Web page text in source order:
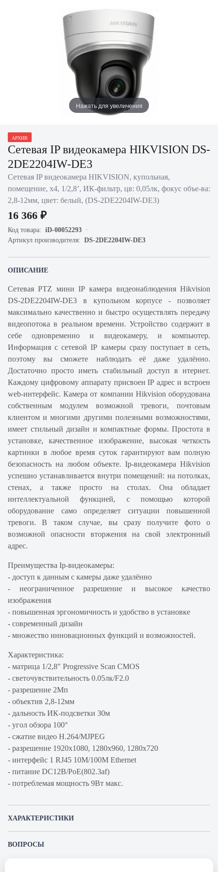
Нажать для увеличения
АРХИВ
Сетевая IP видеокамера HIKVISION DS-
2DE2204IW-DE3
Сетевая IP видеокамера HIKVISION, купольная,
помещение, х4, 1/2,8’, ИК-фильтр, цв: 0,05лк, фокус объе-ва:
2,8-12мм, цвет: белый, (DS-2DE2204IW-DE3)
16 366 ₽
Код товара: iD-00052293
Артикул производителя: DS-2DE2204IW-DE3
ОПИСАНИЕ
Сетевая PTZ мини IP камера видеонаблюдения Hikvision
DS-2DE2204IW-DE3 в купольном корпусе - позволяет
максимально качественно и быстро осуществлять передачу
видеопотока в реальном времени. Устройство содержит в
себе одновременно и видеокамеру, и компьютер.
Информация с сетевой IP камеры сразу поступает в сеть,
поэтому вы сможете наблюдать её даже удалённо.
Достаточно просто иметь стабильный доступ в нтернет.
Каждому цифровому аппарату присвоен IP адрес и встроен
web-интерфейс. Камера от компании Hikvision оборудована
собственным модулем возможной тревоги, почтовым
клиентом и многими другими полезными возможностями,
имеет стильный дизайн и компактные формы. Простота в
установке, качественное изображение, высокая четкость
картинки в любое время суток гарантируют вам полную
безопасность на любом объекте. Ip-видеокамера Hikvision
успешно устанавливается внутри помещений: на потолках,
стенах, а также просто на столах. Она обладает
интеллектуальной функцией, с помощью которой
оборудование само определяет ситуации повышенной
тревоги. В таком случае, вы сразу получите фото о
возможной опасности вторжения на свой электронный
адрес.
Преимущества Ip-видеокамеры:
- доступ к данным с камеры даже удалённо
- неограниченное разрешение и высокое качество
изображения
- повышенная эргономичность и удобство в установке
- современный дизайн
- множество инновационных функций и возможностей.
Характеристика:
- матрица 1/2,8" Progressive Scan CMOS
- светочувствительность 0.05лк/F2.0
- разрешение 2Мп
- объектив 2,8-12мм
- дальность ИК-подсветки 30м
- угол обзора 100°
- сжатие видео H.264/MJPEG
- разрешение 1920х1080, 1280х960, 1280х720
- интерфейс 1 RJ45 10M/100M Ethernet
- питание DC12В/PoE(802.3af)
- потреблемая мощность 9Вт макс.
ХАРАКТЕРИСТИКИ
ВОПРОСЫ